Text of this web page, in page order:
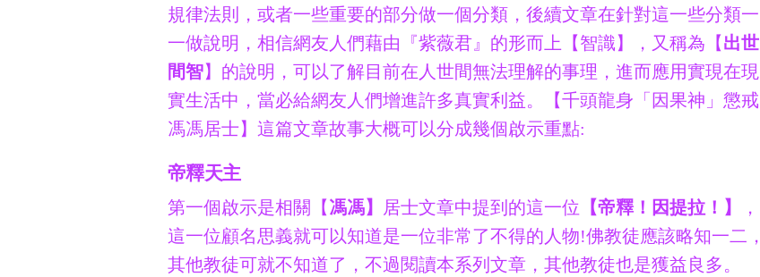
規律法則，或者一些重要的部分做一個分類，後續文章在針對這一些分類一
一做說明，相信網友人們藉由『紫薇君』的形而上【智識】，又稱為【出世
間智】的說明，可以了解目前在人世間無法理解的事理，進而應用實現在現
實生活中，當必給網友人們增進許多真實利益。
【千頭龍身「因果神」懲戒
馮馮居士】這篇文章故事大概可以分成幾個啟示重點:
帝釋天主
第一個啟示是相關【馮馮】 居士文章中提到的這一位 【帝釋！因提拉！】
，
這一位顧名思義就可以知道是一位非常了不得的人物!佛教徒應該略知一二，
其他教徒可就不知道了，不過閱讀本系列文章，其他教徒也是獲益良多。